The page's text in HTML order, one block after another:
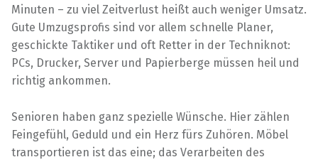
Minuten – zu viel Zeitverlust heißt auch weniger Umsatz.
Gute Umzugsprofis sind vor allem schnelle Planer,
geschickte Taktiker und oft Retter in der Techniknot:
PCs, Drucker, Server und Papierberge müssen heil und
richtig ankommen.
Senioren haben ganz spezielle Wünsche. Hier zählen
Feingefühl, Geduld und ein Herz fürs Zuhören. Möbel
transportieren ist das eine; das Verarbeiten des